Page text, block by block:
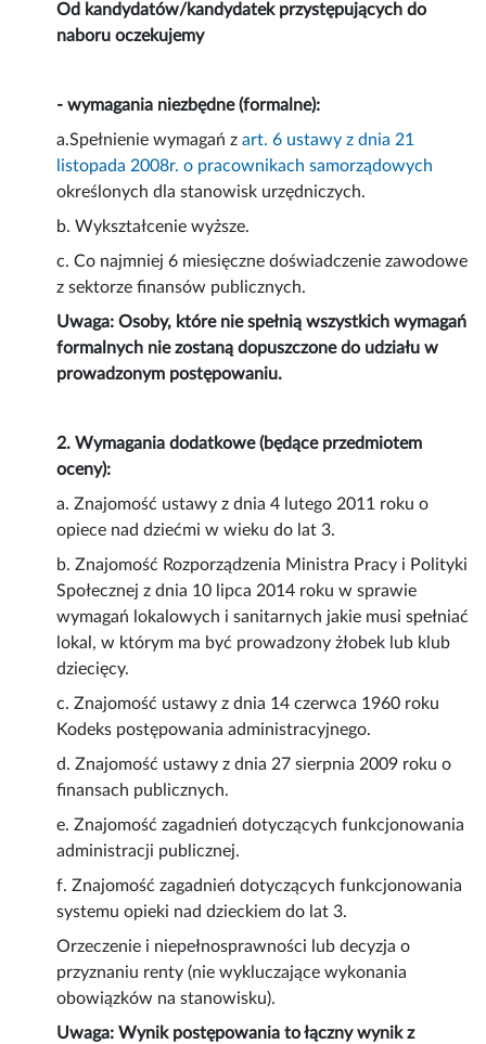
Od kandydatów/kandydatek przystępujących do
naboru oczekujemy
- wymagania niezbędne (formalne):
a.Spełnienie wymagań zart. 6 ustawy z dnia 21
listopada 2008r. o pracownikach samorządowych
określonych dla stanowisk urzędniczych.
b. Wykształcenie wyższe.
c. Co najmniej 6 miesięczne doświadczenie zawodowe
z sektorze finansów publicznych.
Uwaga: Osoby, które nie spełnią wszystkich wymagań
formalnych nie zostaną dopuszczone do udziału w
prowadzonym postępowaniu.
2. Wymagania dodatkowe (będące przedmiotem
oceny):
a. Znajomość ustawy z dnia 4 lutego 2011 roku o
opiece nad dziećmi w wieku do lat 3.
b. Znajomość Rozporządzenia Ministra Pracy i Polityki
Społecznej z dnia 10 lipca 2014 roku w sprawie
wymagań lokalowych i sanitarnych jakie musi spełniać
lokal, w którym ma być prowadzony żłobek lub klub
dziecięcy.
c. Znajomość ustawy z dnia 14 czerwca 1960 roku
Kodeks postępowania administracyjnego.
d. Znajomość ustawy z dnia 27 sierpnia 2009 roku o
finansach publicznych.
e. Znajomość zagadnień dotyczących funkcjonowania
administracji publicznej.
f. Znajomość zagadnień dotyczących funkcjonowania
systemu opieki nad dzieckiem do lat 3.
Orzeczenie i niepełnosprawności lub decyzja o
przyznaniu renty (nie wykluczające wykonania
obowiązków na stanowisku).
Uwaga: Wynik postępowania to łączny wynik z